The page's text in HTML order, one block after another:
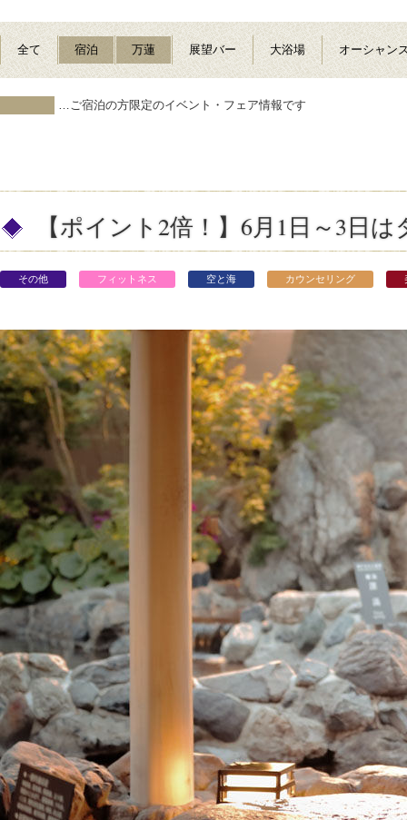
全て 宿泊 万蓮 展望バー 大浴場 オーシャン
…ご宿泊の方限定のイベント・フェア情報です
【ポイント2倍！】6月1日～3日
その他 フィットネス 空と海 カウンセリング